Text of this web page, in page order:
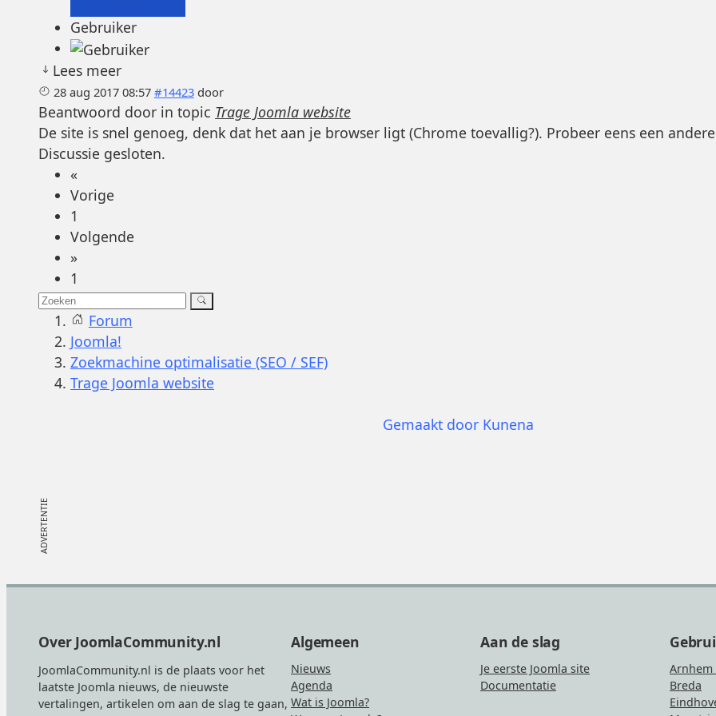
Gebruiker
Lees meer
28 aug 2017 08:57 #14423 door
Beantwoord door in topic Trage Joomla website
De site is snel genoeg, denk dat het aan je browser ligt (Chrome toevallig?). Probeer eens een
Discussie gesloten.
«
Vorige
1
Volgende
»
1
Forum
Joomla!
Zoekmachine optimalisatie (SEO / SEF)
Trage Joomla website
Gemaakt door Kunena
Over JoomlaCommunity.nl
JoomlaCommunity.nl is de plaats voor het
laatste Joomla nieuws, de nieuwste
vertalingen, artikelen om aan de slag te gaan,
Algemeen
Nieuws
Agenda
Wat is Joomla?
Aan de slag
Je eerste Joomla site
Documentatie
Breda